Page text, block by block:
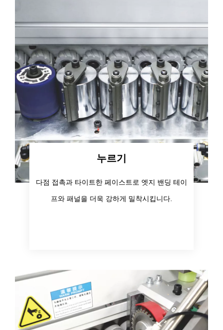
누르기
다점 접촉과 타이트한 페이스트로 엣지 밴딩 테이
프와 패널을 더욱 강하게 밀착시킵니다.